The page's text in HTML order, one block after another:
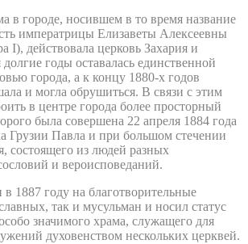
в городе, носившем в то время название
императрицы Елизаветы Алексеевны
действовала церковь Захария и
годы оставалась единственной
города, а к концу 1880-х годов
и могла обрушиться. В связи с этим
в центре города более просторный
была совершена 22 апреля 1884 года
Грузии Павла и при большом стечении
состоящего из людей разных
и вероисповеданий.
1887 году на благотворительные
так и мусульман и носил статус
значимого храма, служащего для
духовенством нескольких церквей.